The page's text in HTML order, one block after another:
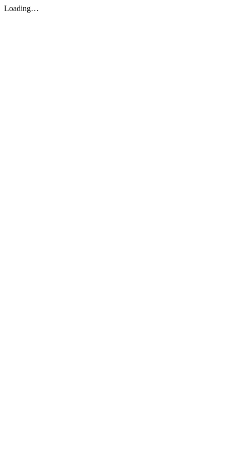
Loading…